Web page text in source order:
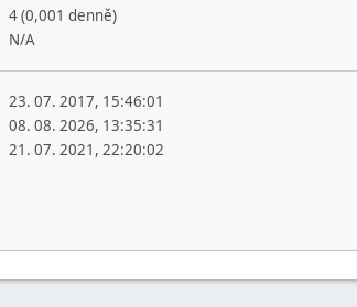
4 (0,001 denně)
N/A
23. 07. 2017, 15:46:01
08. 08. 2026, 13:35:31
21. 07. 2021, 22:20:02